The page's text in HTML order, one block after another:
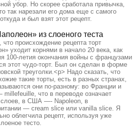
убор. Но скорее сработала привычка,
так нарезали его дома еще с самого
и был взят этот рецепт.
из слоеного теста
что происхождение рецепта торт
уходит корнями в начало 20 века, как
100-летия окончания войны с французами
этот чудо-торт. Был он сделан в форме
треуголки.<p> Надо сказать, что
такие торты, есть в разных странах,
они по-разному: во Франции и
millefeuille, что в переводе означает
в США —- Napoleon, в
— cream slice или vanilla slice. Я
облегчила рецепт, используя уже
тесто.